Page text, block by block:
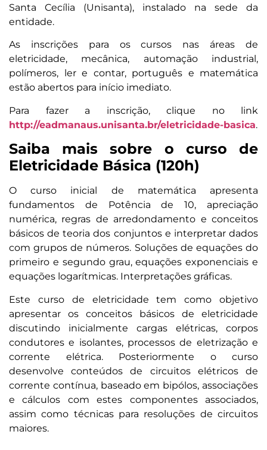
Santa Cecília (Unisanta), instalado na sede da
entidade.
As inscrições para os cursos nas áreas de
eletricidade, mecânica, automação industrial,
polímeros, ler e contar, português e matemática
estão abertos para início imediato.
Para fazer a inscrição, clique no link
http://eadmanaus.unisanta.br/eletricidade-basica.
Saiba mais sobre o curso de
Eletricidade Básica (120h)
O curso inicial de matemática apresenta
fundamentos de Potência de 10, apreciação
numérica, regras de arredondamento e conceitos
básicos de teoria dos conjuntos e interpretar dados
com grupos de números. Soluções de equações do
primeiro e segundo grau, equações exponenciais e
equações logarítmicas. Interpretações gráficas.
Este curso de eletricidade tem como objetivo
apresentar os conceitos básicos de eletricidade
discutindo inicialmente cargas elétricas, corpos
condutores e isolantes, processos de eletrização e
corrente elétrica. Posteriormente o curso
desenvolve conteúdos de circuitos elétricos de
corrente contínua, baseado em bipólos, associações
e cálculos com estes componentes associados,
assim como técnicas para resoluções de circuitos
maiores.